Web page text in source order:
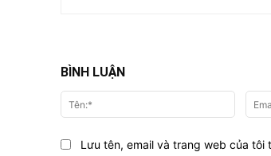
BÌNH LUẬN
Tên:*
Lưu tên, email và trang web của